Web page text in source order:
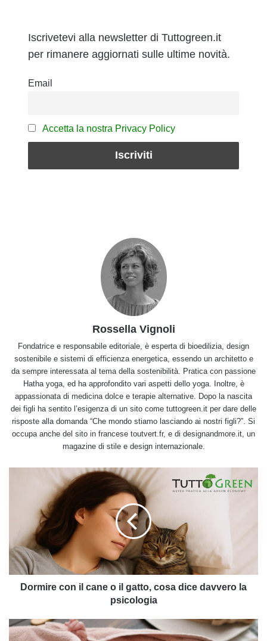
Iscrivetevi alla newsletter di Tuttogreen.it
per rimanere aggiornati sulle ultime novità.
Email
Accetta la nostra Privacy Policy
Rossella Vignoli
Fondatrice e responsabile editoriale, è esperta di bioedilizia, design
sostenibile e sistemi di efficienza energetica, essendo un architetto e
da sempre interessata al tema della sostenibilità. Pratica con passione
Hatha yoga, ed ha approfondito vari aspetti dello yoga. Inoltre, è
appassionata di medicina dolce e terapie alternative. Dopo la nascita
dei figli ha sentito l’esigenza di un sito come tuttogreen.it per dare delle
risposte alla domanda “Che mondo stiamo lasciando ai nostri figli?”. Si
occupa anche del sito in francese toutvert.fr, e di designandmore.it, un
magazine di stile e design internazionale.
gatto,
cosa
dice
davvero
Dormire con il cane o il gatto, cosa dice davvero la
psicologia
Detersivo
per